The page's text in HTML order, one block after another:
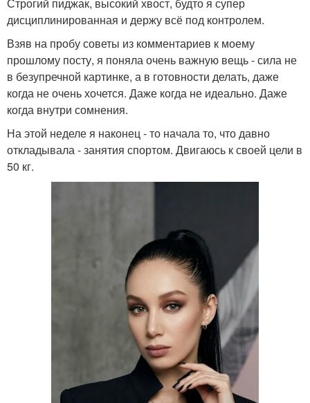
дисциплинированная и держу всё под контролем.
Взяв на пробу советы из комментариев к моему
прошлому посту, я поняла очень важную вещь - сила не
в безупречной картинке, а в готовности делать, даже
когда не очень хочется. Даже когда не идеально. Даже
когда внутри сомнения.
На этой неделе я наконец - то начала то, что давно
откладывала - занятия спортом. Двигаюсь к своей цели в
50 кг.